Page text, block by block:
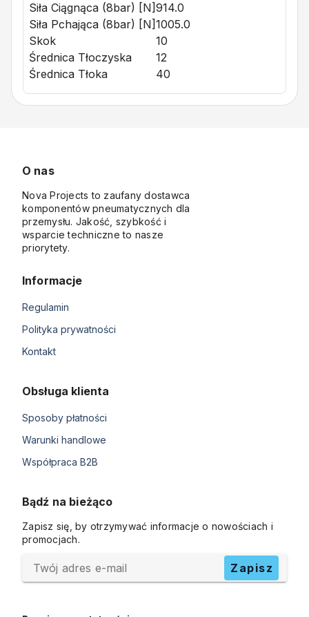
Siła Ciągnąca (8bar) [N]914.0
Siła Pchająca (8bar) [N]1005.0
Skok
10
Średnica Tłoczyska
12
Średnica Tłoka
40
O nas
Nova Projects to zaufany dostawca
komponentów pneumatycznych dla
przemysłu. Jakość, szybkość i
wsparcie techniczne to nasze
priorytety.
Informacje
Regulamin
Polityka prywatności
Kontakt
Obsługa klienta
Sposoby płatności
Warunki handlowe
Współpraca B2B
Bądź na bieżąco
Zapisz się, by otrzymywać informacje o nowościach i
promocjach.
Twój adres e-mail Zapisz